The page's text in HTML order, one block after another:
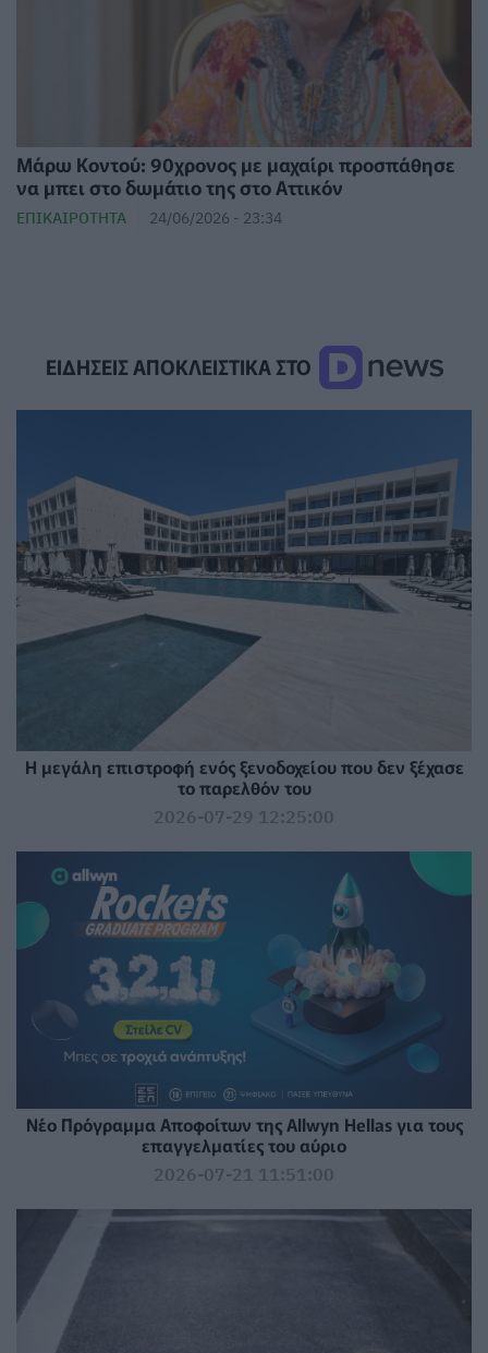
Μάρω Κοντού: 90χρονος με μαχαίρι προσπάθησε
να μπει στο δωμάτιο της στο Αττικόν
ΕΠΙΚΑΙΡΌΤΗΤΑ 24/06/2026 - 23:34
ΕΙΔΗΣΕΙΣ ΑΠΟΚΛΕΙΣΤΙΚΑ ΣΤΟ
Η μεγάλη επιστροφή ενός ξενοδοχείου που δεν ξέχασε
το παρελθόν του
2026-07-29 12:25:00
Νέο Πρόγραμμα Αποφοίτων της Allwyn Hellas για τους
επαγγελματίες του αύριο
2026-07-21 11:51:00